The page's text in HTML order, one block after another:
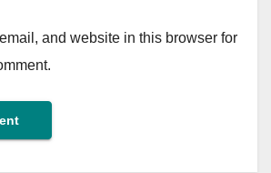
and website in this browser for